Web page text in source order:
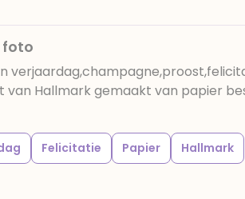
foto
Hallmark gemaakt van papier
Felicitatie Papier Hallmark